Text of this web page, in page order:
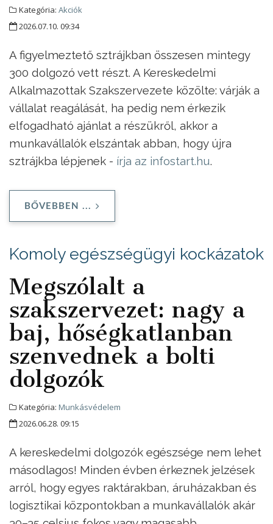
Kategória: Akciók
2026.07.10. 09:34
A figyelmeztető sztrájkban összesen mintegy
300 dolgozó vett részt. A Kereskedelmi
Alkalmazottak Szakszervezete közölte: várják a
vállalat reagálását, ha pedig nem érkezik
elfogadható ajánlat a részükről, akkor a
munkavállalók elszántak abban, hogy újra
sztrájkba lépjenek - írja az infostart.hu.
BŐVEBBEN ...
Komoly egészségügyi kockázatok
Megszólalt a
szakszervezet: nagy a
baj, hőségkatlanban
szenvednek a bolti
dolgozók
Kategória: Munkásvédelem
2026.06.28. 09:15
A kereskedelmi dolgozók egészsége nem lehet
másodlagos! Minden évben érkeznek jelzések
arról, hogy egyes raktárakban, áruházakban és
logisztikai központokban a munkavállalók akár